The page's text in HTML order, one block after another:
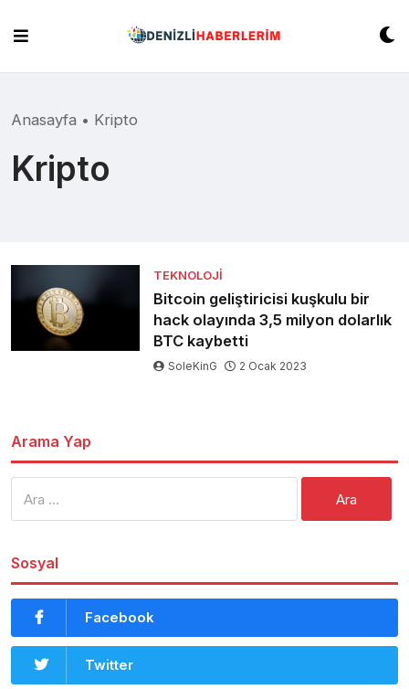
content
Anasayfa • Kripto
Kripto
TEKNOLOJI
Bitcoin geliştiricisi kuşkulu bir
hack olayında 3,5 milyon dolarlık
BTC kaybetti
SoleKinG 2 Ocak 2023
Arama Yap
Sosyal
Facebook
Twitter